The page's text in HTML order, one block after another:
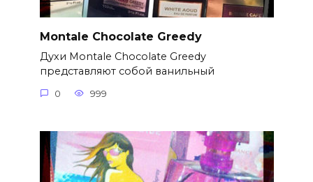
Montale Chocolate Greedy
Духи Montale Chocolate Greedy
представляют собой ванильный
0 999